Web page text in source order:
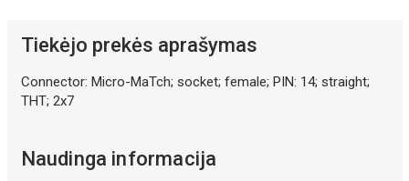
Tiekėjo prekės aprašymas
Connector: Micro-MaTch; socket; female; PIN: 14; straight;
THT; 2x7
Naudinga informacija